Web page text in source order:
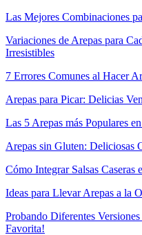
Las Mejores Combinaciones
Variaciones de Arepas para
Irresistibles
7 Errores Comunes al Hacer
Arepas para Picar: Delicias
Las 5 Arepas más Populares
Arepas sin Gluten: Deliciosas
Cómo Integrar Salsas Caseras
Ideas para Llevar Arepas a la
Probando Diferentes
Favorita!